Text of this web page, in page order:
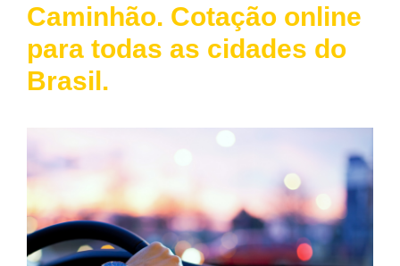
Caminhão. Cotação online
para todas as cidades do
Brasil.